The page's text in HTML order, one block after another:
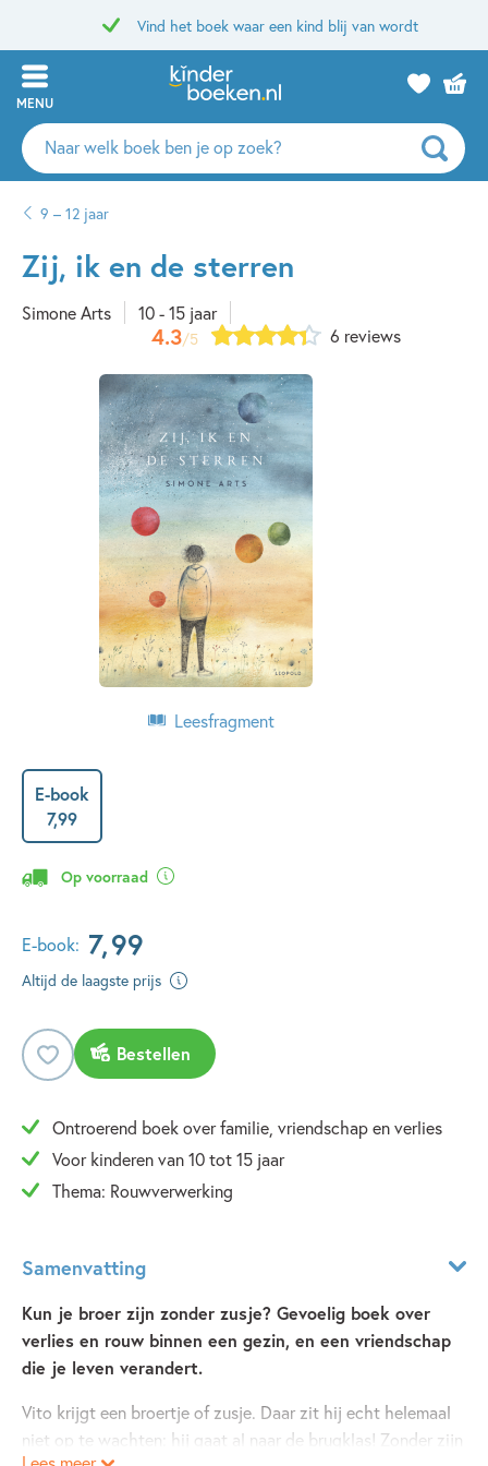
Vind het boek waar een kind blij van wordt
MENU
Zoeken
naar
auteurs
uitgevers
9 – 12 jaar
Zij, ik en de sterren
Simone Arts 10 - 15 jaar
4.3/5 6 reviews
Leesfragment
E-book
7,99
Op voorraad
E-book: 7,99
Altijd de laagste prijs
Bestellen
Ontroerend boek over familie, vriendschap en verlies
Voor kinderen van 10 tot 15 jaar
Thema: Rouwverwerking
Samenvatting
Kun je broer zijn zonder zusje? Gevoelig boek over
verlies en rouw binnen een gezin, en een vriendschap
die je leven verandert.
Vito krijgt een broertje of zusje. Daar zit hij echt helemaal
niet op te wachten: hij gaat al naar de brugklas! Zonder zijn